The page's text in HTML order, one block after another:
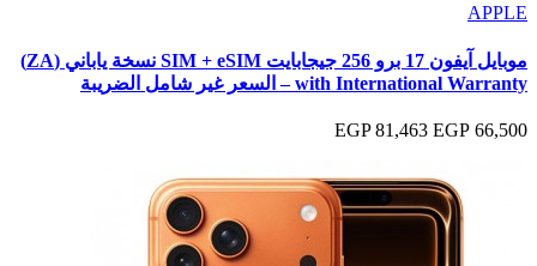
APPLE
موبايل آيفون 17 برو 256 جيجابايت SIM + eSIM نسخة ياباني (ZA)
with International Warranty – السعر غير شامل الضريبة
66,500 EGP
81,463 EGP